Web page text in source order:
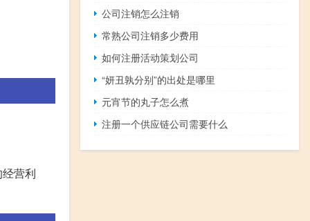
营利
公司注销怎么注销
常熟公司注销多少费用
如何注册活动策划公司
“妍丑孰分别”的出处是哪里
元宵节的丸子怎么煮
注册一个供应链公司需要什么